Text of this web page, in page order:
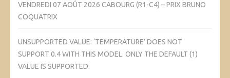
VENDREDI 07 AOÛT 2026 CABOURG (R1-C4) – PRIX BRUNO
COQUATRIX
UNSUPPORTED VALUE: ‘TEMPERATURE’ DOES NOT
SUPPORT 0.4 WITH THIS MODEL. ONLY THE DEFAULT (1)
VALUE IS SUPPORTED.